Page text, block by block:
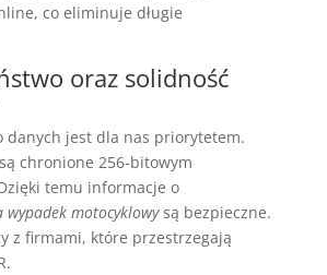
co eliminuje długie
oraz solidność
danych jest dla nas priorytetem.
chronione 256-bitowym
temu informacje o
wypadek motocyklowysą bezpieczne.
z firmami, które przestrzegają